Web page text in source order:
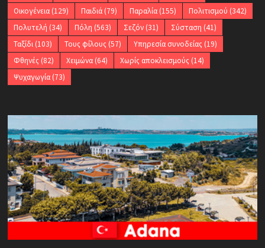
Οικογένεια(129) Παιδιά(79) Παραλία(155) Πολιτισμού (342)
Πολυτελή (34) Πόλη (563) Σεζόν(31) Σύσταση (41)
Ταξίδι(103) Τους φίλους (57) Υπηρεσία συνοδείας (19)
Φθηνές (82) Χειμώνα(64) Χωρίς αποκλεισμούς (14)
Ψυχαγωγία(73)